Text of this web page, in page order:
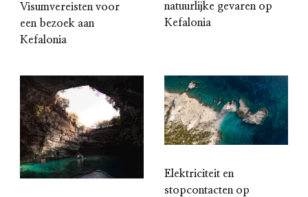
Visumvereisten voor
een bezoek aan
Kefalonia
natuurlijke gevaren op
Kefalonia
Elektriciteit en
stopcontacten op